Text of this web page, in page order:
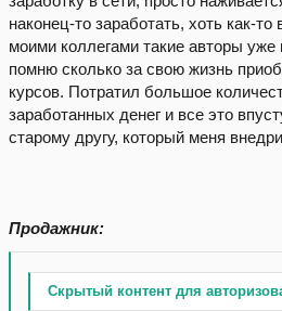
наконец-то заработать, хоть как-
моими коллегами такие авторы
помню сколько за свою жизнь
курсов. Потратил большое
заработанных денег и все это
старому другу, который меня
Продажник:
Скрытый контент для